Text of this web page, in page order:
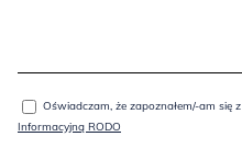
Oświadczam, że zapoznałem/-am się z
Informacyjną RODO